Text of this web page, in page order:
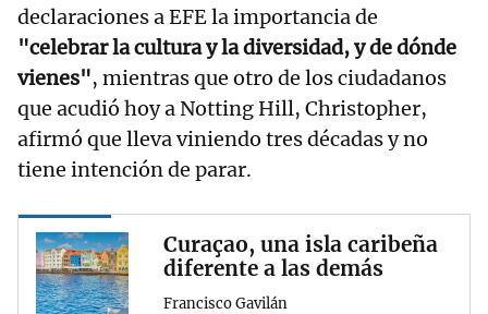
declaraciones a EFE la importancia de
"celebrar la cultura y la diversidad, y de dónde
vienes", mientras que otro de los ciudadanos
que acudió hoy a Notting Hill, Christopher,
afirmó que lleva viniendo tres décadas y no
tiene intención de parar.
Curaçao, una isla caribeña
diferente a las demás
Francisco Gavilán